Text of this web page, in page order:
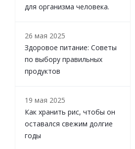
для организма человека.
26 мая 2025
Здоровое питание: Советы
по выбору правильных
продуктов
19 мая 2025
Как хранить рис, чтобы он
оставался свежим долгие
годы